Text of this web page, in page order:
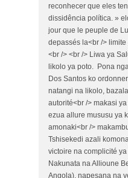
reconhecer que eles
dissidência política. »
jour que le peuple de
depassés la<br />
<br /> <br /> Liwa ya
likolo ya poto. Pona
Dos Santos ko
natangi na likolo,
autorité<br /> makasi
ezua allure mususu ya
amonaki<br />
Tshisekedi azali
victoire na complicité
Nakunata na Allioune
Angola), napesana na